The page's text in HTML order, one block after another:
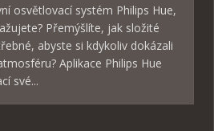
osvětlovací systém Philips Hue,
Přemýšlíte, jak složité
abyste si kdykoliv dokázali
Aplikace Philips Hue
své...